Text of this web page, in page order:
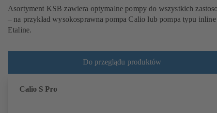
Asortyment KSB zawiera optymalne pompy do wszystkich
– na przykład wysokosprawna pompa Calio lub pompa typu inline
Etaline.
Do przeglądu produktów
Calio S Pro